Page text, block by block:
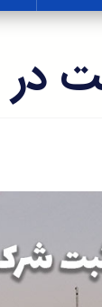
در